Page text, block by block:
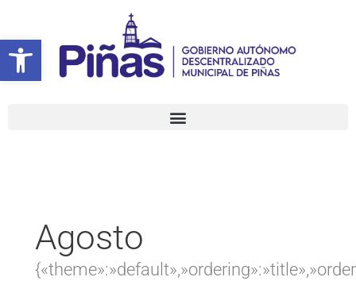
Abrir barra de herramientas
contenido
Agosto